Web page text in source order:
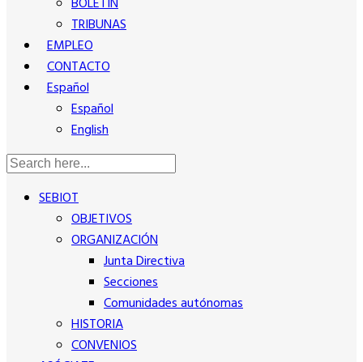
TRIBUNAS
EMPLEO
CONTACTO
Español
Español
English
SEBIOT
OBJETIVOS
ORGANIZACIÓN
Junta Directiva
Secciones
Comunidades autónomas
HISTORIA
CONVENIOS